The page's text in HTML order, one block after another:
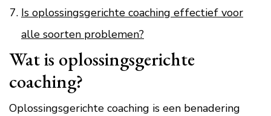
Is oplossingsgerichte coaching effectief voor
alle soorten problemen?
Wat is oplossingsgerichte
coaching?
Oplossingsgerichte coaching is een benadering